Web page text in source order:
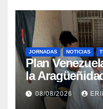
JORNADAS NOTICIAS
Plan
la
atención
Aragua
08/08/2026